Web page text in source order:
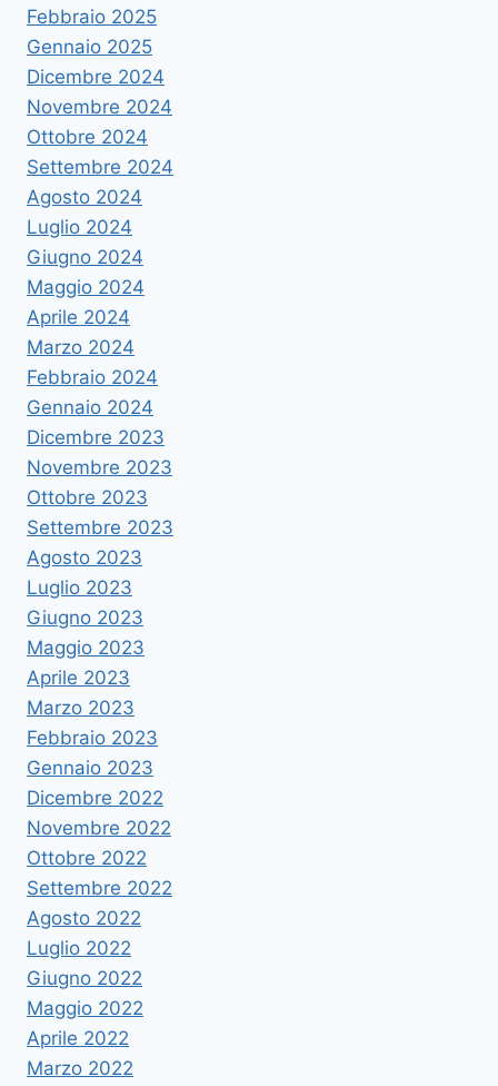
Febbraio 2025
Gennaio 2025
Dicembre 2024
Novembre 2024
Ottobre 2024
Settembre 2024
Agosto 2024
Luglio 2024
Giugno 2024
Maggio 2024
Aprile 2024
Marzo 2024
Febbraio 2024
Gennaio 2024
Dicembre 2023
Novembre 2023
Ottobre 2023
Settembre 2023
Agosto 2023
Luglio 2023
Giugno 2023
Maggio 2023
Aprile 2023
Marzo 2023
Febbraio 2023
Gennaio 2023
Dicembre 2022
Novembre 2022
Ottobre 2022
Settembre 2022
Agosto 2022
Luglio 2022
Giugno 2022
Maggio 2022
Aprile 2022
Marzo 2022